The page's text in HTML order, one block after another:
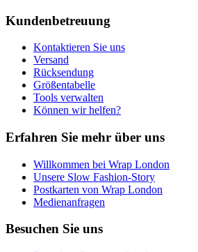
Kundenbetreuung
Kontaktieren Sie uns
Versand
Rücksendung
Größentabelle
Tools verwalten
Können wir helfen?
Erfahren Sie mehr über uns
Willkommen bei Wrap London
Unsere Slow Fashion-Story
Postkarten von Wrap London
Medienanfragen
Besuchen Sie uns